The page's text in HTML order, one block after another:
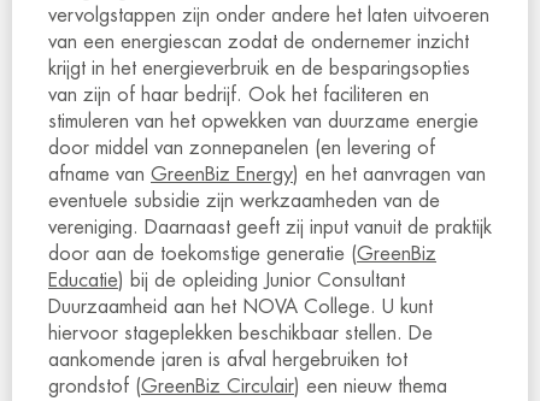
vervolgstappen zijn onder andere het laten uitvoeren
van een energiescan zodat de ondernemer inzicht
krijgt in het energieverbruik en de besparingsopties
van zijn of haar bedrijf. Ook het faciliteren en
stimuleren van het opwekken van duurzame energie
door middel van zonnepanelen (en levering of
afname van GreenBiz Energy) en het aanvragen van
eventuele subsidie zijn werkzaamheden van de
vereniging. Daarnaast geeft zij input vanuit de praktijk
door aan de toekomstige generatie (GreenBiz
Educatie) bij de opleiding Junior Consultant
Duurzaamheid aan het NOVA College. U kunt
hiervoor stageplekken beschikbaar stellen. De
aankomende jaren is afval hergebruiken tot
grondstof (GreenBiz Circulair) een nieuw thema